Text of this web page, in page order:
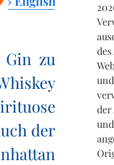
Gin zu
der
der